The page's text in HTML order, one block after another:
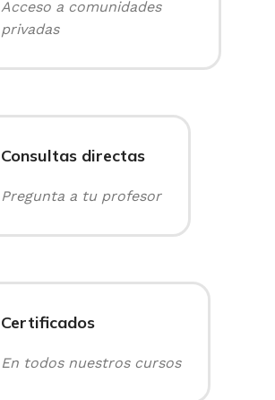
Acceso a comunidades
privadas
Consultas directas
Pregunta a tu profesor
Certificados
En todos nuestros cursos